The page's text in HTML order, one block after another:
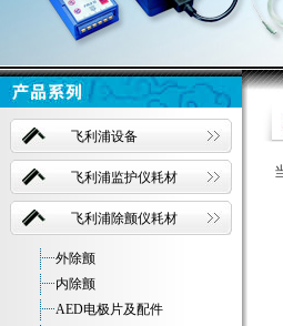
飞利浦设备
飞利浦监护仪耗材
飞利浦除颤仪耗材
外除颤
内除颤
AED电极片及配件